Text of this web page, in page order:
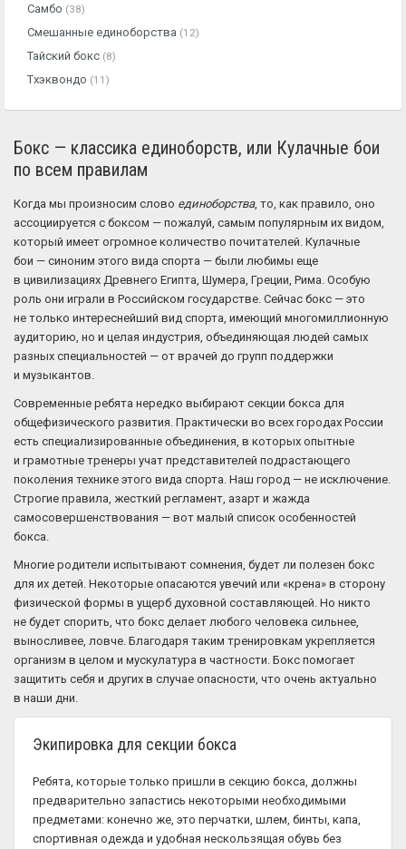
Самбо (38)
Смешанные единоборства (12)
Тайский бокс (8)
Тхэквондо (11)
Бокс — классика единоборств, или Кулачные бои
по всем правилам
Когда мы произносим слово единоборства, то, как правило, оно
ассоциируется с боксом — пожалуй, самым популярным их видом,
который имеет огромное количество почитателей. Кулачные
бои — синоним этого вида спорта — были любимы еще
в цивилизациях Древнего Египта, Шумера, Греции, Рима. Особую
роль они играли в Российском государстве. Сейчас бокс — это
не только интереснейший вид спорта, имеющий многомиллионную
аудиторию, но и целая индустрия, объединяющая людей самых
разных специальностей — от врачей до групп поддержки
и музыкантов.
Современные ребята нередко выбирают секции бокса для
общефизического развития. Практически во всех городах России
есть специализированные объединения, в которых опытные
и грамотные тренеры учат представителей подрастающего
поколения технике этого вида спорта. Наш город — не исключение.
Строгие правила, жесткий регламент, азарт и жажда
самосовершенствования — вот малый список особенностей
бокса.
Многие родители испытывают сомнения, будет ли полезен бокс
для их детей. Некоторые опасаются увечий или «крена» в сторону
физической формы в ущерб духовной составляющей. Но никто
не будет спорить, что бокс делает любого человека сильнее,
выносливее, ловче. Благодаря таким тренировкам укрепляется
организм в целом и мускулатура в частности. Бокс помогает
защитить себя и других в случае опасности, что очень актуально
в наши дни.
Экипировка для секции бокса
Ребята, которые только пришли в секцию бокса, должны
предварительно запастись некоторыми необходимыми
предметами: конечно же, это перчатки, шлем, бинты, капа,
спортивная одежда и удобная нескользящая обувь без